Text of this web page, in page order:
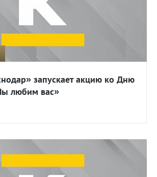
запускает акцию ко Дню
любим вас»